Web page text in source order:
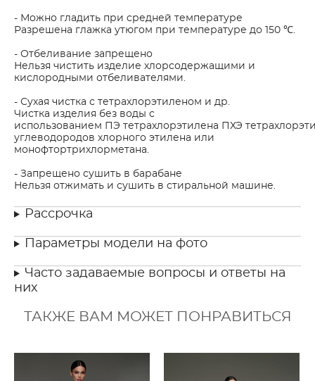
- Можно гладить при средней температуре
Разрешена глажка утюгом при температуре до 150 ℃.
- Отбеливание запрещено
Нельзя чистить изделие хлорсодержащими и
кислородными отбеливателями.
- Сухая чистка с тетрахлорэтиленом и др.
Чистка изделия без воды с
использованием ПЭ тетрахлорэтилена ПХЭ
углеводородов хлорного этилена или
монофтортрихлорметана.
- Запрещено сушить в барабане
Нельзя отжимать и сушить в стиральной машине.
Рассрочка
Параметры модели на фото
Часто задаваемые вопросы и ответы на
них
ТАКЖЕ ВАМ МОЖЕТ ПОНРАВИТЬСЯ